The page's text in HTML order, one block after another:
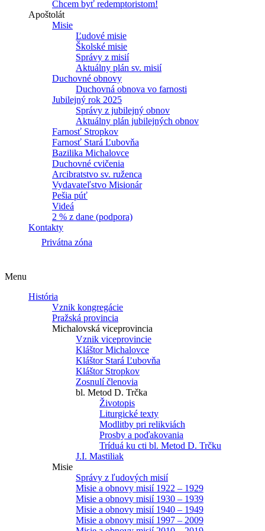
Chcem byť redemptoristom!
Apoštolát
Misie
Ľudové misie
Školské misie
Správy z misií
Aktuálny plán sv. misií
Duchovné obnovy
Duchovná obnova vo farnosti
Jubilejný rok 2025
Správy z jubilejný obnov
Aktuálny plán jubilejných obnov
Farnosť Stropkov
Farnosť Stará Ľubovňa
Bazilika Michalovce
Duchovné cvičenia
Arcibratstvo sv. ruženca
Vydavateľstvo Misionár
Pešia púť
Videá
2 % z dane (podpora)
Kontakty
Privátna zóna
Menu
História
Vznik kongregácie
Pražská provincia
Michalovská viceprovincia
Vznik viceprovincie
Kláštor Michalovce
Kláštor Stará Ľubovňa
Kláštor Stropkov
Zosnulí členovia
bl. Metod D. Trčka
Životopis
Liturgické texty
Modlitby pri relikviách
Prosby a poďakovania
Tríduá ku cti bl. Metod D. Trčku
J.I. Mastiliak
Misie
Správy z ľudových misií
Misie a obnovy misií 1922 – 1929
Misie a obnovy misií 1930 – 1939
Misie a obnovy misií 1940 – 1949
Misie a obnovy misií 1997 – 2009